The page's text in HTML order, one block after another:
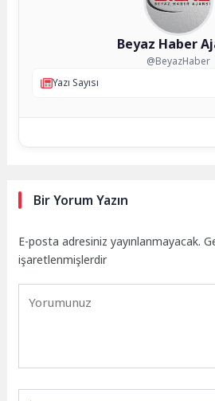
Beyaz Haber
@BeyazHaber
Yazı Sayısı
Bir Yorum Yazın
E-posta adresiniz yayınlanmayacak.
işaretlenmişlerdir